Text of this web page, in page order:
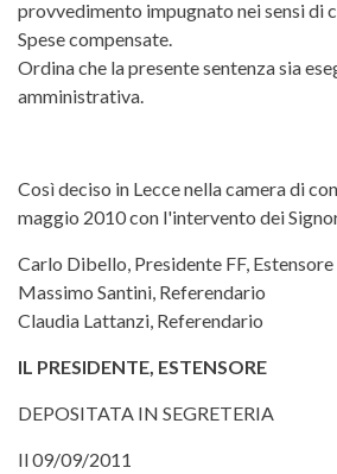
provvedimento impugnato nei sensi di
Spese compensate.
Ordina che la presente sentenza sia
amministrativa.
Così deciso in Lecce nella camera di
maggio 2010 con l'intervento dei
Carlo Dibello, Presidente FF, Estensore
Massimo Santini, Referendario
Claudia Lattanzi, Referendario
IL PRESIDENTE, ESTENSORE
DEPOSITATA IN SEGRETERIA
Il 09/09/2011